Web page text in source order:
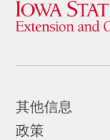
其他信息
政策